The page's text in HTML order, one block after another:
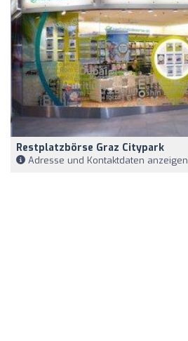
Restplatzbörse Graz Citypark
Adresse und Kontaktdaten anzeigen